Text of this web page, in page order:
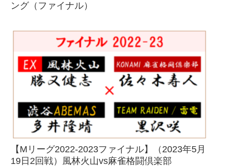
ング（ファイナル）
【Mリーグ2022-2023ファイナル】（2023年5月
19日2回戦）風林火山vs麻雀格闘倶楽部